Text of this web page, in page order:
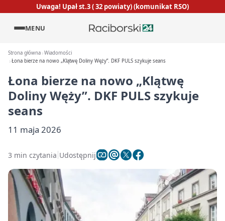
Uwaga! Upał st.3 ( 32 powiaty) (komunikat RSO)
MENU
Strona główna Wiadomości
Łona bierze na nowo „Klątwę Doliny Węży”. DKF PULS szykuje seans
Łona bierze na nowo „Klątwę
Doliny Węży”. DKF PULS szykuje
seans
11 maja 2026
3 min czytania Udostępnij